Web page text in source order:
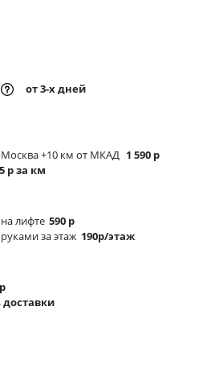
от 3-х дней
Москва +10 км от МКАД 1 590 р
р за км
на лифте 590 р
руками за этаж 190р/этаж
доставки